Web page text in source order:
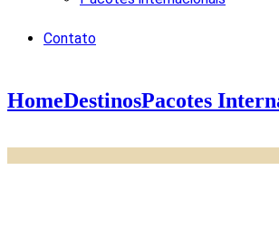
Contato
HomeDestinosPacotes